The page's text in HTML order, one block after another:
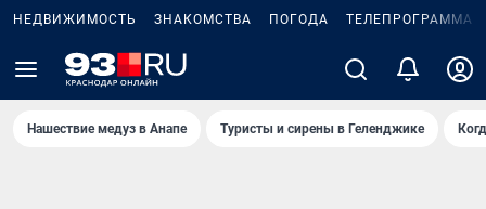
НЕДВИЖИМОСТЬ ЗНАКОМСТВА ПОГОДА ТЕЛЕПРОГРАММА
Нашествие медуз в Анапе Туристы и сирены в Геленджике